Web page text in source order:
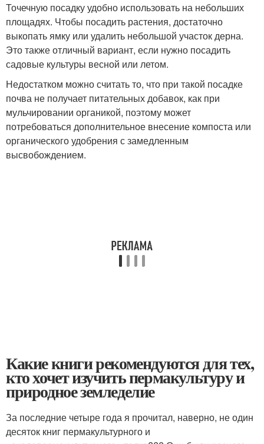
Точечную посадку удобно использовать на небольших
площадях. Чтобы посадить растения, достаточно
выкопать ямку или удалить небольшой участок дерна.
Это также отличный вариант, если нужно посадить
садовые культуры весной или летом.
Недостатком можно считать то, что при такой посадке
почва не получает питательных добавок, как при
мульчировании органикой, поэтому может
потребоваться дополнительное внесение компоста или
органического удобрения с замедленным
высвобождением.
Какие книги рекомендуются для тех,
кто хочет изучить пермакультуру и
природное земледелие
За последние четыре года я прочитал, наверно, не один
десяток книг пермакультурного и